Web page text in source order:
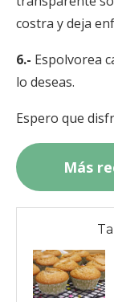
costra y deja
6.- Espolvorea
lo deseas.
Espero que
Más